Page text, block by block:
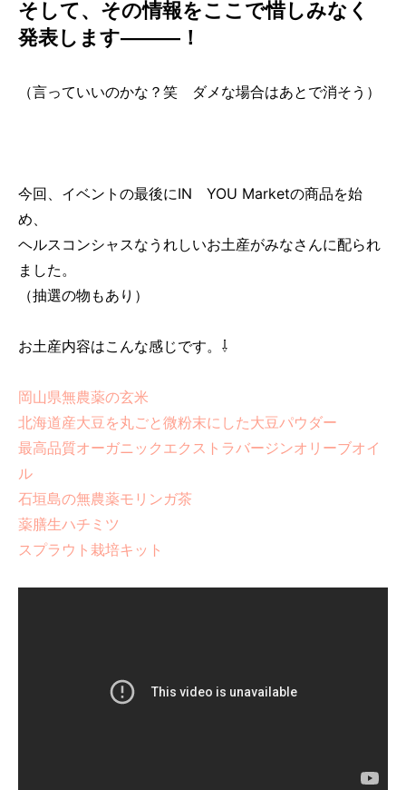
そして、その情報をここで惜しみなく
発表します———！
（言っていいのかな？笑 ダメな場合はあとで消そう）
今回、イベントの最後にIN YOU Marketの商品を始
め、
ヘルスコンシャスなうれしいお土産がみなさんに配られ
ました。
（抽選の物もあり）
お土産内容はこんな感じです。⇩
岡山県無農薬の玄米
北海道産大豆を丸ごと微粉末にした大豆パウダー
最高品質オーガニックエクストラバージンオリーブオイ
ル
石垣島の無農薬モリンガ茶
薬膳生ハチミツ
スプラウト栽培キット